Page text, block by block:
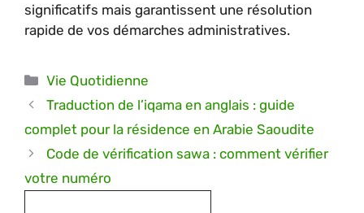
significatifs mais garantissent une résolution
rapide de vos démarches administratives.
Catégories
Vie Quotidienne
Traduction de l’iqama en anglais : guide
complet pour la résidence en Arabie Saoudite
Code de vérification sawa : comment vérifier
votre numéro